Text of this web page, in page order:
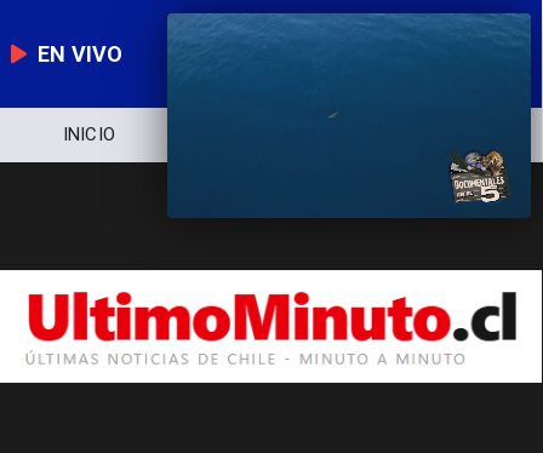
EN VIVO